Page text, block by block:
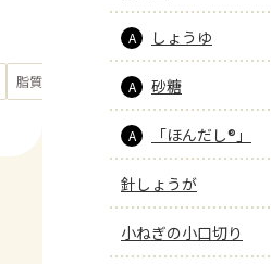
脂質 もっと見る
A しょうゆ
A 砂糖
A 「ほんだし®」
針しょうが
小ねぎの小口切り